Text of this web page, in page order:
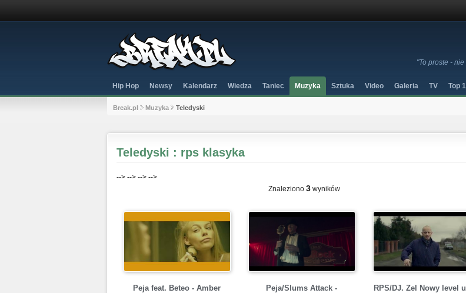
"To proste -
Hip Hop Newsy Kalendarz Wiedza Taniec Muzyka Sztuka Video Galeria TV Top
Break.pl Muzyka Teledyski
Teledyski : rps klasyka
--> --> --> -->
Znaleziono 3 wyników
Peja feat. Beteo - Amber
Peja/Slums Attack -
RPS/DJ. Zel Nowy level